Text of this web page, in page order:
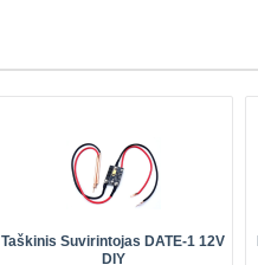
Taškinis Suvirintojas DATE-1 12V
DIY